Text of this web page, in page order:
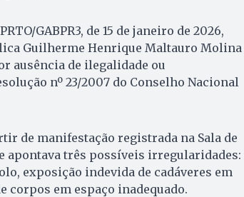
GABPR3, de 15 de janeiro de 2026,
Guilherme Henrique Maltauro Molina
ausência de ilegalidade ou
nº 23/2007 do Conselho Nacional
de manifestação registrada na Sala de
apontava três possíveis irregularidades:
exposição indevida de cadáveres em
corpos em espaço inadequado.